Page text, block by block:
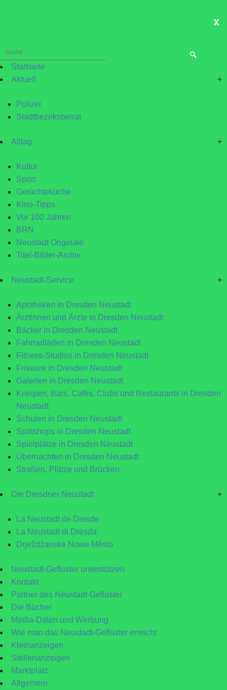
X
Suche
nach:Startseite
Aktuell
+
Polizei
Stadtbezirksbeirat
Alltag +
Kultur
Sport
Gerüchteküche
Kino-Tipps
Vor 100 Jahren
BRN
Neustadt Originale
Titel-Bilder-Archiv
Neustadt-Service +
Apotheken in Dresden Neustadt
Ärztinnen und Ärzte in Dresden Neustadt
Bäcker in Dresden Neustadt
Fahrradläden in Dresden Neustadt
Fitness-Studios in Dresden Neustadt
Friseure in Dresden Neustadt
Galerien in Dresden Neustadt
Kneipen, Bars, Cafés, Clubs und Restaurants in Dresden
Neustadt
Schulen in Dresden Neustadt
Spätshops in Dresden Neustadt
Spielplätze in Dresden Neustadt
Übernachten in Dresden Neustadt
Straßen, Plätze und Brücken
Die Dresdner Neustadt +
La Neustadt de Dresde
La Neustadt di Dresda
Drježdźanske Nowe Město
Neustadt-Geflüster unterstützen
Kontakt
Partner des Neustadt-Geflüster
Die Bücher
Media-Daten und Werbung
Wie man das Neustadt-Geflüster erreicht
Kleinanzeigen
Stellenanzeigen
Marktplatz
Allgemein